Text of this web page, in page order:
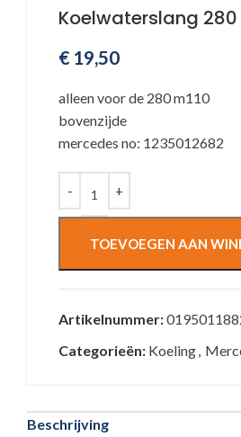
Koelwaterslang 280
€ 19,50
alleen voor de 280 m110
bovenzijde
mercedes no: 1235012682
TOEVOEGEN AAN
Artikelnummer:
Categorieën: Koeling,
Beschrijving